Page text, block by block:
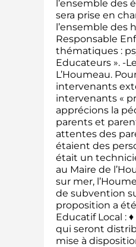
l’ensemble des
sera prise en
l’ensemble des
Responsable
thématiques :
Educateurs ». -
L’Houmeau.
intervenants
intervenants «
apprécions la
parents et
attentes des
étaient des
était un
au Maire de
sur mer,
de subvention
proposition a
Educatif Local :
qui seront
mise à